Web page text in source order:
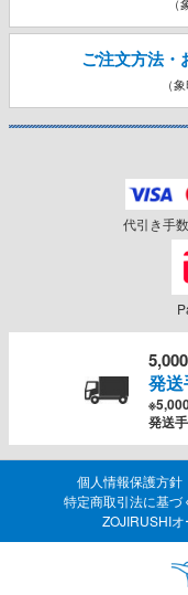
ご注文方法・
（
代引き手
5,000
発
発送
個人情報保護方針
特定商取引法に基づ
ZOJIRUSHI